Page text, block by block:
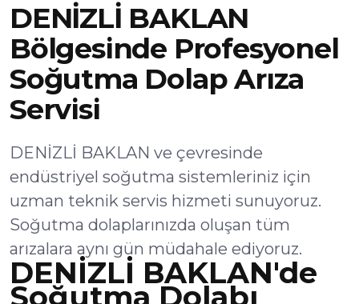
DENİZLİ BAKLAN
Bölgesinde Profesyonel
Soğutma Dolap Arıza
Servisi
DENİZLİ BAKLAN ve çevresinde
endüstriyel soğutma sistemleriniz için
uzman teknik servis hizmeti sunuyoruz.
Soğutma dolaplarınızda oluşan tüm
arızalara aynı gün müdahale ediyoruz.
DENİZLİ BAKLAN'de
Soğutma Dolabı